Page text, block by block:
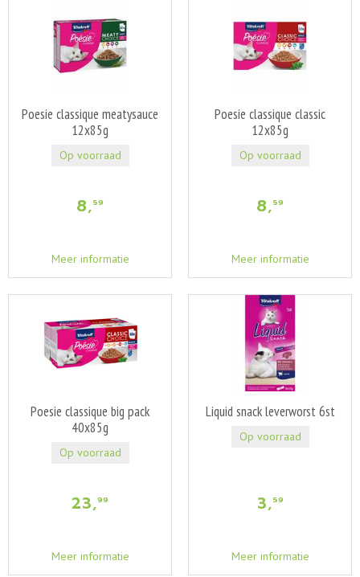
Poesie classique meatysauce
12x85g
8,59
Meer informatie
Op voorraad
Poesie classique classic
12x85g
8,59
Meer informatie
Op voorraad
Poesie classique big pack
40x85g
23,99
Meer informatie
Op voorraad
Liquid snack leverworst 6st
3,59
Meer informatie
Op voorraad